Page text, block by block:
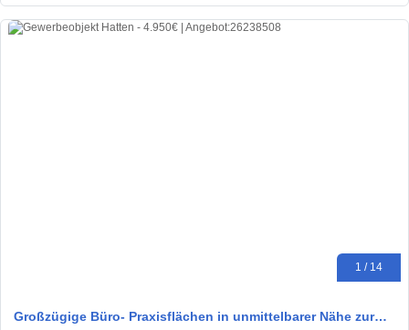
1 / 14
Großzügige Büro- Praxisflächen in unmittelbarer Nähe zur…